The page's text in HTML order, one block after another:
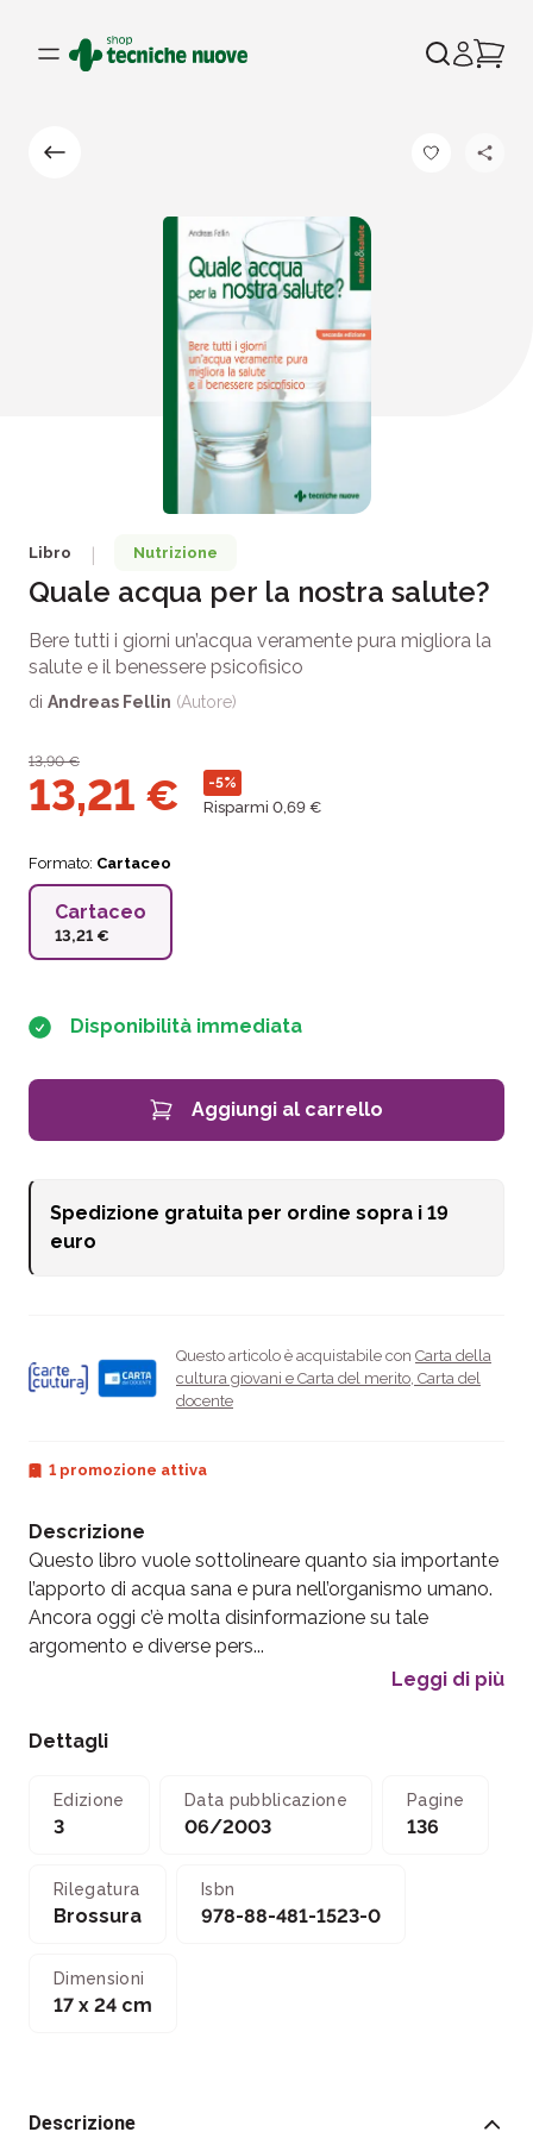
Libro Nutrizione
Quale acqua per la nostra salute?
Bere tutti i giorni un’acqua veramente pura migliora la
salute e il benessere psicofisico
di Andreas Fellin (Autore)
13,90€
13,21 € -5%
Risparmi 0,69 €
Formato: Cartaceo
Cartaceo
13,21 €
Disponibilità immediata
Aggiungi al carrello
Spedizione gratuita per ordine sopra i 19
euro
Questo articolo è acquistabile con Carta della
cultura giovani e Carta del merito, Carta del
docente
1 promozione attiva
Descrizione
Questo libro vuole sottolineare quanto sia importante
l’apporto di acqua sana e pura nell’organismo umano.
Ancora oggi c’è molta disinformazione su tale
argomento e diverse pers...
Leggi di più
Dettagli
Edizione
3
Data pubblicazione
06/2003
Pagine
136
Rilegatura
Brossura
Isbn
978-88-481-1523-0
Dimensioni
17 x 24 cm
Descrizione